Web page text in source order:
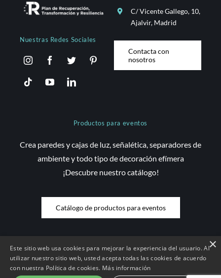
Nuestras Redes Sociales
C/ Vicente Gallego, 10,
Ajalvir, Madrid
Contacta con
nosotros
Productos para eventos
Crea paredes y cajas de luz, señalética, separadores de
ambiente y todo tipo de decoración efímera
¡Descubre nuestro catálogo!
Catálogo de productos para eventos
© Copyright 2026 Saez Decom - Todos los derechos reservados | Web
desenvolupada perCompsa Online• Aviso Legal y condiciones de uso
×
Este sitio web usa cookies para mejorar la experiencia del usuario. Al
utilizar nuestro sitio web, usted acepta todas las cookies de acuerdo
con nuestra Política de cookies. Más información